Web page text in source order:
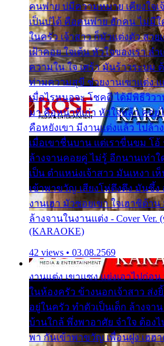
คนพ่าย บ่มีความหมาย เคียงใจเ
เป็นบ่ได้ คือคนพ่าย ฮักคน ไม่มี
ในครัว เจ้าสาว ก็มัวแต่งตัว สวย
เฝ้าคอย ใจเต้น หัวใจของเรา ล
ความใน ใจ เศร้า มันร้าวระบม
ท่ามความสุขี ช่วยงานเขาแต่ง แ
เมื่อไรหนอจะ โชคดี ได้มีพิธีวิว
มา คือหน้าที่เก่า หัวใจหล้า คอย
คือหยังเขา มีงานแต่งแล้ว ไปล้า
เมื่อเขาชื่นบาน แต่เราขื่นขม โอ้
ล้างจานคอยคู่ ไม่รู้ อีกนานเท่า
เป็น ตำแหน่งเจ้าสาว มันเหงา
เข้าพาขวัญ เสียงโห่ตึงตึง มันซึ้
งานเฮา มัวซอยเขา ใจเฮาซิด้า
ล้างจานในงานแต่ง - Cover Ver.
(KARAOKE)
42 views • 03.08.2569
งานแต่ง เขาแซง แย่งเอาไปก่อ
ในห้องครัว ข้างนอกเจ้าสาว ส่ง
อยู่ในครัว ทำตัวเป็นเด็ก ล้างจา
บ้านใกล้ พึ่งพาอาศัย จำใจ ต้องไ
พา กันเข้าพาขวัญ เพื่อนฝูง เฮฮ